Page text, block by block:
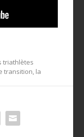
triathlètes
transition, la